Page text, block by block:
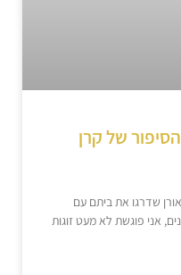
של קרן
שדרגו את ביתם עם
אני פוגשת לא מעט זוגות